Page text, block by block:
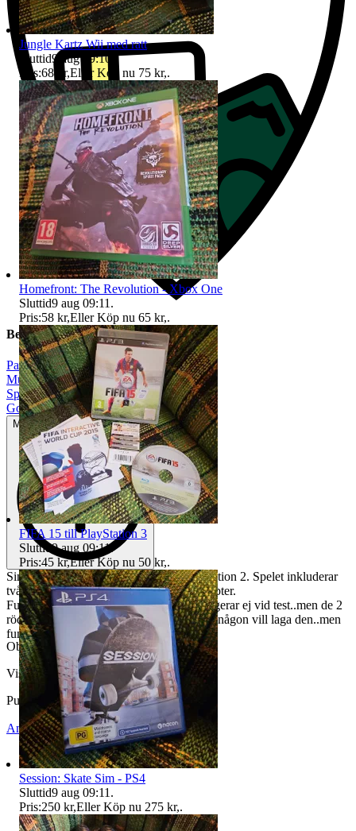
Beskrivning
Partyspel|
Musik/Dans|
Spelpaket|
Gott använt skick
Mindre tecken på användning
Singstar Svenska Hits Schlager till Playstation 2. Spelet inkluderar
två Singstar-mikrofoner med en USB-adapter.
Fungerar utmärkt,den blå mikrofonen fungerar ej vid test..men de 2
röda fungerar utmärkt, så blå följer med if någon vill laga den..men
fungerar lika bra med 2 röda.
Objektnr
740 674 403
Visningar
102
Publicerad 16 jul 08:46
Anmäl Sälj liknande
Jungle Kartz Wii med ratt
Sluttid9 aug 09:10
Pris:68 kr,Eller Köp nu 75 kr,.
Homefront: The Revolution - Xbox One
Sluttid9 aug 09:11 .
Pris:58 kr,Eller Köp nu 65 kr,.
FIFA 15 till PlayStation 3
Sluttid9 aug 09:11.
Pris:45 kr,Eller Köp nu 50 kr,.
Session: Skate Sim - PS4
Sluttid9 aug 09:11 .
Pris:250 kr,Eller Köp nu 275 kr,.